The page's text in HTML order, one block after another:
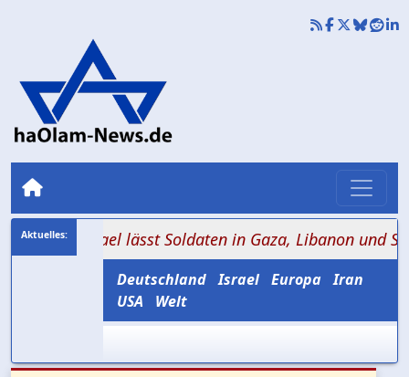
Israel lässt Soldaten in Gaza, Libanon und Syrien
Deutschland Israel Europa Iran
USA
Welt